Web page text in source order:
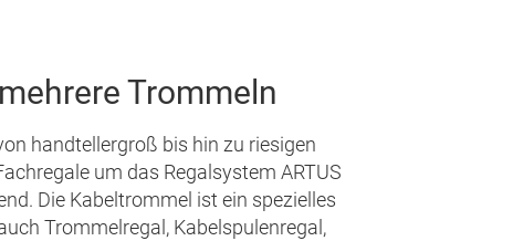
Trommeln
handtellergroß bis hin zu riesigen
um das Regalsystem ARTUS
Die Kabeltrommel ist ein spezielles
Trommelregal, Kabelspulenregal,